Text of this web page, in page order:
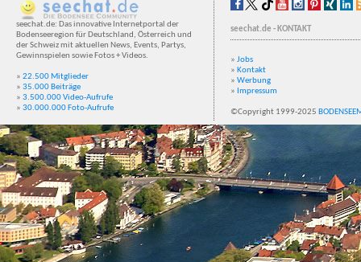
seechat.de: Das innovative Internetportal der
Bodenseeregion für Deutschland, Österreich und
der Schweiz mit aktuellen News, Events, Partys,
Gewinnspielen sowie Fotos + Videos.
» 22.500 Mitglieder
» 35.000 Beiträge
» 3.500.000 Video-Aufrufe
» 30.000.000 Foto-Aufrufe
seechat.de - KONTAKT
» Jobs
» Kontakt
» Werbung
» Impressum
©Copyright 1999-2025